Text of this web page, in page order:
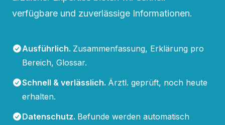
verfügbare und zuverlässige Informationen.
Ausführlich. Zusammenfassung, Erklärung pro
Bereich, Glossar.
Schnell & verlässlich. Ärztl. geprüft, noch heute
erhalten.
Datenschutz. Befunde werden automatisch